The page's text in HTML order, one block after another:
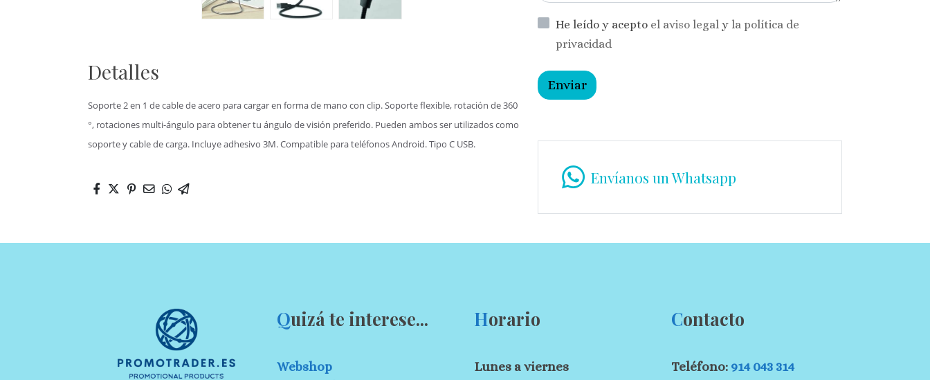
Detalles
Soporte 2 en 1 de cable de acero para cargar en forma de mano con clip. Soporte flexible, rotación de 360 ​​
°, rotaciones multi-ángulo para obtener tu ángulo de visión preferido. Pueden ambos ser utilizados como
soporte y cable de carga. Incluye adhesivo 3M. Compatible para teléfonos Android. Tipo C USB.
He leído y acepto el aviso legal y la política de
privacidad
Enviar
Envíanos un Whatsapp
Quizá te interese...
Webshop
Horario
Lunes a viernes
Contacto
Teléfono: 914 043 314